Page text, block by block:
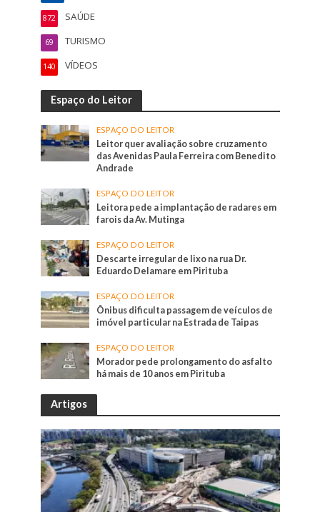
SAÚDE
872
TURISMO
69
VÍDEOS
140
Espaço do Leitor
ESPAÇO DO LEITOR
Leitor quer avaliação sobre cruzamento
das Avenidas Paula Ferreira com Benedito
Andrade
ESPAÇO DO LEITOR
Leitora pede a implantação de radares em
farois da Av. Mutinga
ESPAÇO DO LEITOR
Descarte irregular de lixo na rua Dr.
Eduardo Delamare em Pirituba
ESPAÇO DO LEITOR
Ônibus dificulta passagem de veículos de
imóvel particular na Estrada de Taipas
ESPAÇO DO LEITOR
Morador pede prolongamento do asfalto
há mais de 10 anos em Pirituba
Artigos